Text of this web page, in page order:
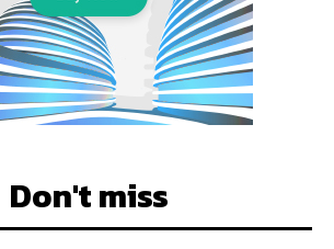
Don't miss